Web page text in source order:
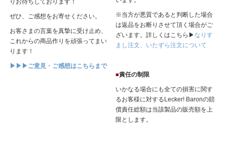
りお待ちしております！
ぜひ、ご感想をお寄せください。
お客さまの言葉を真摯に受け止め、
これからの商品作りを頑張ってまい
ります！
▶▶▶ご意見・ご感想はこちらまで
※当方が悪質であると判断した場合
は返品をお断りさせて頂く場合がご
ざいます。詳しくはこちら▶ なりす
まし注文、いたずら注文について
■責任の制限
いかなる場合にも全ての損害に関す
るお客様に対するLecker! Baronの賠
償責任総額は当該製品の販売額を上
限とします。